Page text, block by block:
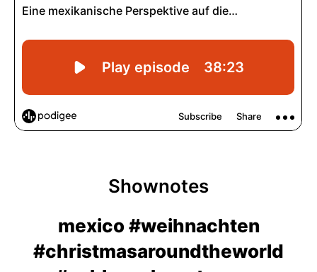
Shownotes
mexico #weihnachten
#christmasaroundtheworld